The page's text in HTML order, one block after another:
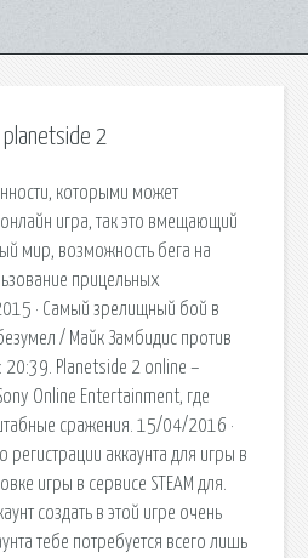
planetside 2
которыми может
онлайн игра, так это вмещающий
мир, возможность бега на
прицельных
· Самый зрелищный бой в
/ Майк Замбидис против
20:39. Planetside 2 online –
Online Entertainment, где
сражения. 15/04/2016 ·
регистрации аккаунта для игры в
игры в сервисе STEAM для.
создать в этой игре очень
тебе потребуется всего лишь